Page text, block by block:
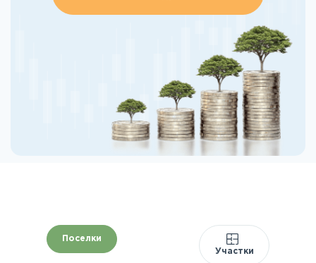
Поселки
Участки